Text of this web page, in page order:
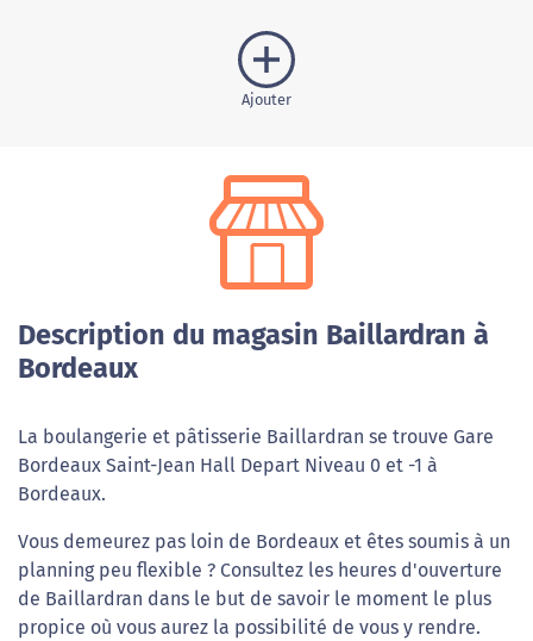
Ajouter
Description du magasin Baillardran à
Bordeaux
La boulangerie et pâtisserie Baillardran se trouve Gare
Bordeaux Saint-Jean Hall Depart Niveau 0 et -1 à
Bordeaux.
Vous demeurez pas loin de Bordeaux et êtes soumis à un
planning peu flexible ? Consultez les heures d'ouverture
de Baillardran dans le but de savoir le moment le plus
propice où vous aurez la possibilité de vous y rendre.